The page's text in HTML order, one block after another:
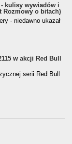
- kulisy wywiadów i
Rozmowy o bitach)
- niedawno ukazał
w akcji Red Bull
serii Red Bull